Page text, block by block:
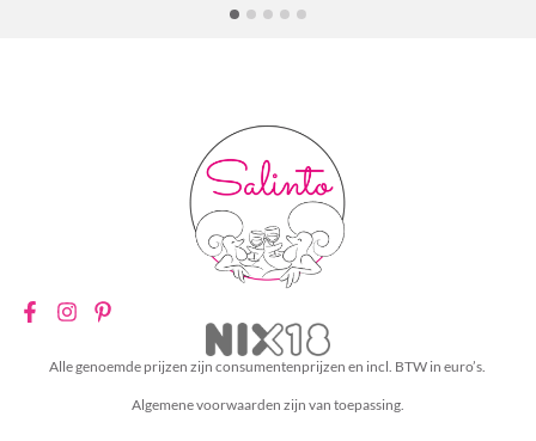
Alle genoemde prijzen zijn consumentenprijzen en incl. BTW in euro’s.
Algemene voorwaarden zijn van toepassing.